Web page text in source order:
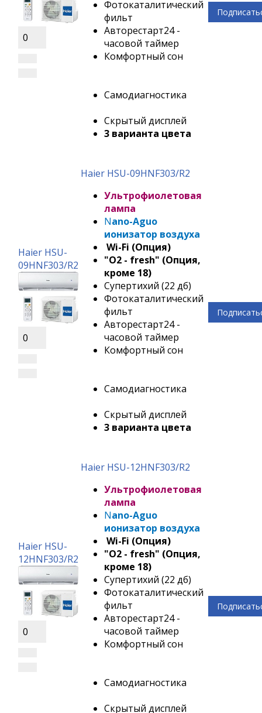
0
Фотокаталитический
фильт
Авторестарт24 -
часовой таймер
Комфортный сон
Самодиагностика
Скрытый дисплей
3 варианта цвета
Haier HSU-
09HNF303/R2
0
Haier HSU-09HNF303/R2
Ультрофиолетовая
лампа
Nano-Aguo
ионизатор воздуха
Wi-Fi (Опция)
"О2 - fresh" (Опция,
кроме 18)
Супертихий (22 дб)
Фотокаталитический
фильт
Авторестарт24 -
часовой таймер
Комфортный сон
Самодиагностика
Скрытый дисплей
3 варианта цвета
Haier HSU-
12HNF303/R2
0
Haier HSU-12HNF303/R2
Ультрофиолетовая
лампа
Nano-Aguo
ионизатор воздуха
Wi-Fi (Опция)
"О2 - fresh" (Опция,
кроме 18)
Супертихий (22 дб)
Фотокаталитический
фильт
Авторестарт24 -
часовой таймер
Комфортный сон
Самодиагностика
Скрытый дисплей